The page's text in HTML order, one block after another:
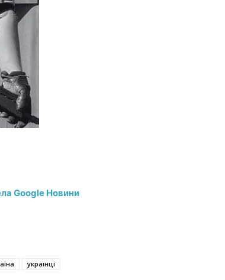
Google Новини
українці